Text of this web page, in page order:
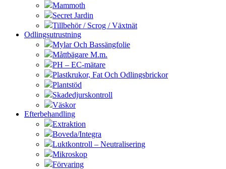
Mammoth
Secret Jardin
Tillbehör / Scrog / Växtnät
Odlingsutrustning
Mylar Och Bassängfolie
Måttbägare M.m.
PH – EC-mätare
Plastkrukor, Fat Och Odlingsbrickor
Plantstöd
Skadedjurskontroll
Väskor
Efterbehandling
Extraktion
Boveda/Integra
Luktkontroll – Neutralisering
Mikroskop
Förvaring